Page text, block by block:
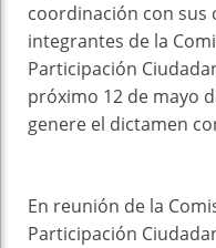
coordinación con
integrantes de la
Participación
próximo 12 de mayo
genere el dictamen
En reunión de la
Participación